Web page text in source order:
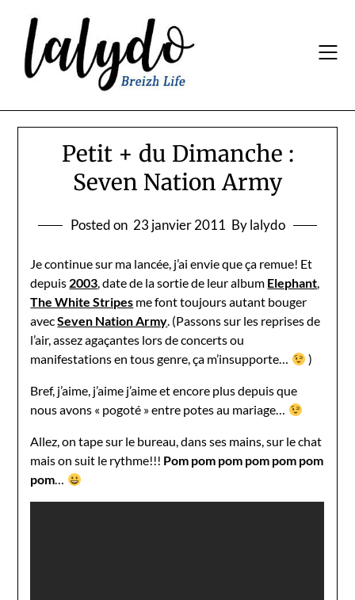
content
Petit + du Dimanche :
Seven Nation Army
Posted on 23 janvier 2011 By lalydo
Je continue sur ma lancée, j’ai envie que ça remue! Et
depuis 2003, date de la sortie de leur album Elephant,
The White Stripes me font toujours autant bouger
avecSeven Nation Army. (Passons sur les reprises de
l’air, assez agaçantes lors de concerts ou
manifestations en tous genre, ça m’insupporte…
)
Bref, j’aime, j’aime j’aime et encore plus depuis que
nous avons « pogoté » entre potes au mariage…
Allez, on tape sur le bureau, dans ses mains, sur le chat
mais on suit le rythme!!! Pom pom pom pom pom pom
pom…